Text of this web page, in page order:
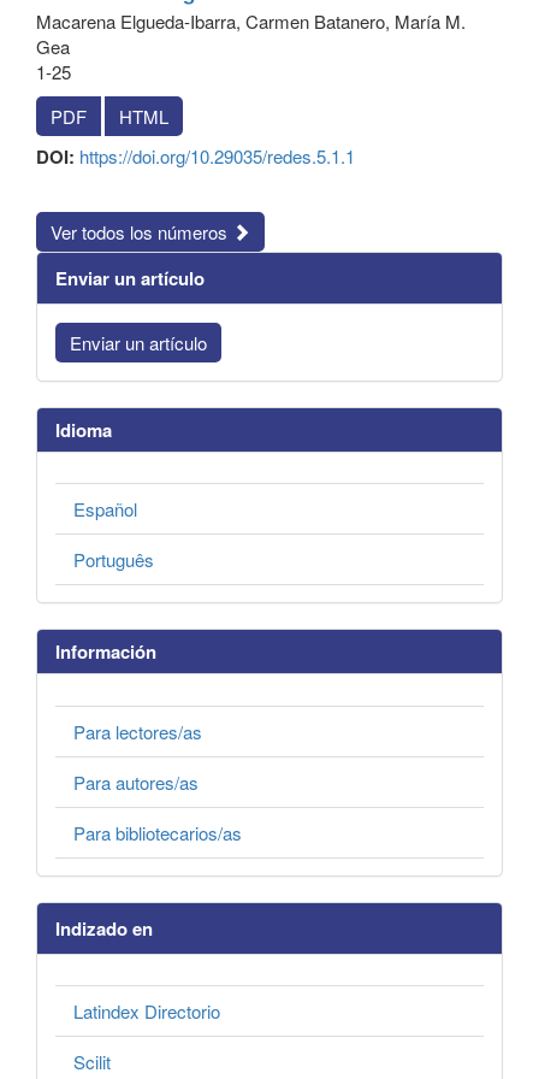
Macarena Elgueda-Ibarra, Carmen Batanero, María M.
Gea
1-25
PDF
HTML
DOI: https://doi.org/10.29035/redes.5.1.1
Ver todos los números
Enviar un artículo
Enviar un artículo
Idioma
Español
Português
Información
Para lectores/as
Para autores/as
Para bibliotecarios/as
Indizado en
Latindex Directorio
Scilit